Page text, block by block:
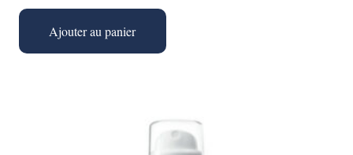
Ajouter au panier